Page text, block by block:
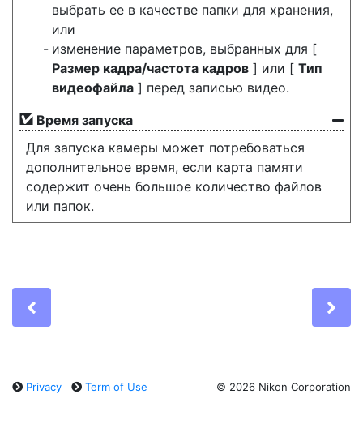
выбрать ее в качестве папки для хранения,
или
изменение параметров, выбранных для [
Размер кадра/частота кадров ] или [ Тип
видеофайла ] перед записью видео.
Время запуска
Для запуска камеры может потребоваться
дополнительное время, если карта памяти
содержит очень большое количество файлов
или папок.
Privacy Term of Use © 2026 Nikon Corporation